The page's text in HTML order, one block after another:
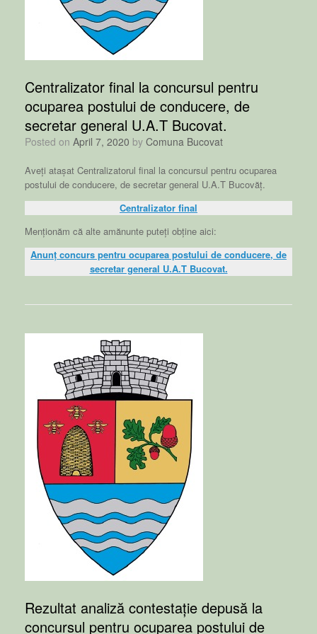
Centralizator final la concursul pentru
ocuparea postului de conducere, de
secretar general U.A.T Bucovat.
Posted on April 7, 2020 by Comuna Bucovat
Aveți atașat Centralizatorul final la concursul pentru ocuparea
postului de conducere, de secretar general U.A.T Bucovăț.
Centralizator final
Menționăm că alte amănunte puteți obține aici:
Anunț concurs pentru ocuparea postului de conducere, de
secretar general U.A.T Bucovat.
Rezultat analiză contestație depusă la
concursul pentru ocuparea postului de